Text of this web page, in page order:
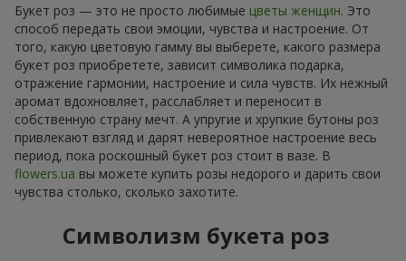
Букет роз — это не просто любимые цветы женщин. Это
способ передать свои эмоции, чувства и настроение. От
того, какую цветовую гамму вы выберете, какого размера
букет роз приобретете, зависит символика подарка,
отражение гармонии, настроение и сила чувств. Их нежный
аромат вдохновляет, расслабляет и переносит в
собственную страну мечт. А упругие и хрупкие бутоны роз
привлекают взгляд и дарят невероятное настроение весь
период, пока роскошный букет роз стоит в вазе. В
flowers.ua вы можете купить розы недорого и дарить свои
чувства столько, сколько захотите.
Символизм букета роз